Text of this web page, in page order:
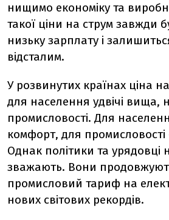
нищимо економіку та
такої ціни на струм завжди
низьку зарплату і
відсталим.
У розвинутих країнах ціна
для населення удвічі вища,
промисловості. Для
комфорт, для
Однак політики та урядовці
зважають. Вони
промисловий тариф на
нових світових рекордів.